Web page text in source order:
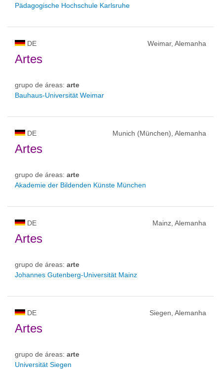
Pädagogische Hochschule Karlsruhe
DE Weimar, Alemanha
Artes
grupo de áreas: arte
Bauhaus-Universität Weimar
DE Munich (München), Alemanha
Artes
grupo de áreas: arte
Akademie der Bildenden Künste München
DE Mainz, Alemanha
Artes
grupo de áreas: arte
Johannes Gutenberg-Universität Mainz
DE Siegen, Alemanha
Artes
grupo de áreas: arte
Universität Siegen